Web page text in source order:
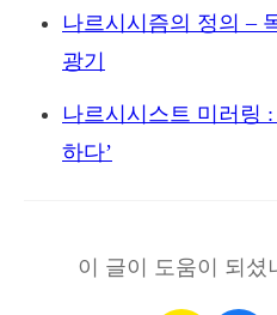
나르시시즘의 정의 –
광기
나르시시스트 미러링
하다’
이 글이 도움이 되셨